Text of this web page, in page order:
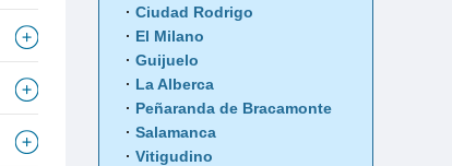
Ciudad Rodrigo
El Milano
Guijuelo
La Alberca
Peñaranda de Bracamonte
Salamanca
Vitigudino